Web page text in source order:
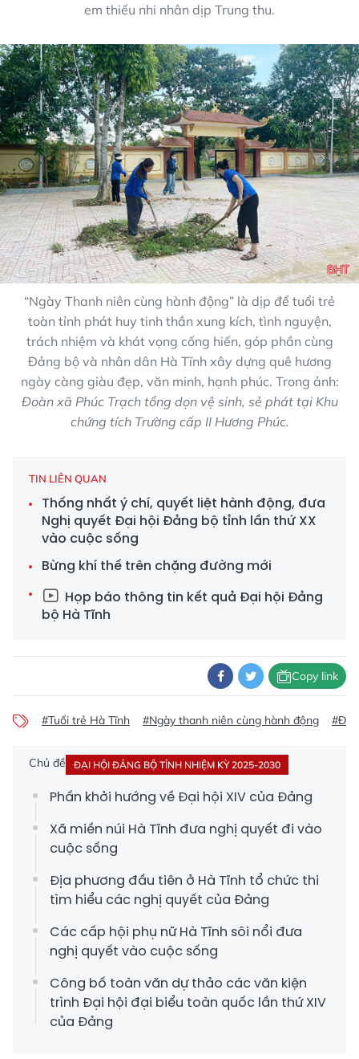
em thiếu nhi nhân dịp Trung thu.
“Ngày Thanh niên cùng hành động” là dịp để tuổi trẻ
toàn tỉnh phát huy tinh thần xung kích, tình nguyện,
trách nhiệm và khát vọng cống hiến, góp phần cùng
Đảng bộ và nhân dân Hà Tĩnh xây dựng quê hương
ngày càng giàu đẹp, văn minh, hạnh phúc. Trong ảnh:
Đoàn xã Phúc Trạch tổng dọn vệ sinh, sẻ phát tại Khu
chứng tích Trường cấp II Hương Phúc.
TIN LIÊN QUAN
Thống nhất ý chí, quyết liệt hành động, đưa
Nghị quyết Đại hội Đảng bộ tỉnh lần thứ XX
vào cuộc sống
Bừng khí thế trên chặng đường mới
Họp báo thông tin kết quả Đại hội Đảng
bộ Hà Tĩnh
Copy link
#Tuổi trẻ Hà Tĩnh #Ngày thanh niên cùng hành động #Đại
Chủ đề ĐẠI HỘI ĐẢNG BỘ TỈNH NHIỆM KỲ 2025-2030
Phấn khởi hướng về Đại hội XIV của Đảng
Xã miền núi Hà Tĩnh đưa nghị quyết đi vào
cuộc sống
Địa phương đầu tiên ở Hà Tĩnh tổ chức thi
tìm hiểu các nghị quyết của Đảng
Các cấp hội phụ nữ Hà Tĩnh sôi nổi đưa
nghị quyết vào cuộc sống
Công bố toàn văn dự thảo các văn kiện
trình Đại hội đại biểu toàn quốc lần thứ XIV
của Đảng